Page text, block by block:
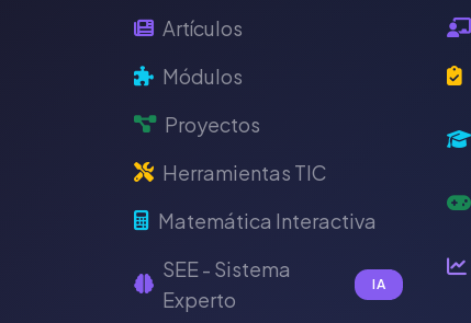
Artículos
Módulos
Proyectos
Herramientas TIC
Matemática Interactiva
SEE - Sistema
Experto
IA